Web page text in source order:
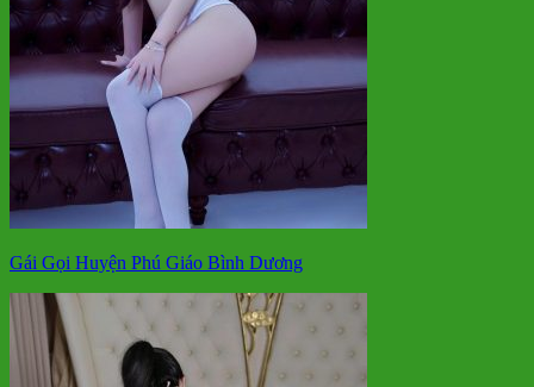
Gái Gọi Huyện Phú Giáo Bình Dương